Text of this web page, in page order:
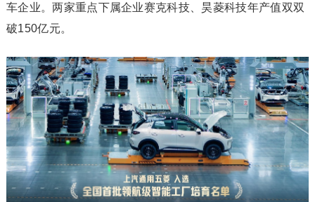
车企业。两家重点下属企业赛克科技、昊菱科技年产值双双
破150亿元。